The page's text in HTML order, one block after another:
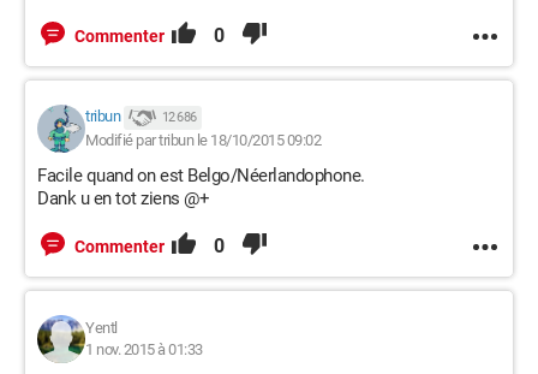
Commenter 0
tribun 12 686
Modifié par tribun le 18/10/2015 09:02
Facile quand on est Belgo/Néerlandophone.
Dank u en tot ziens @+
Commenter 0
Yentl
1 nov. 2015 à 01:33